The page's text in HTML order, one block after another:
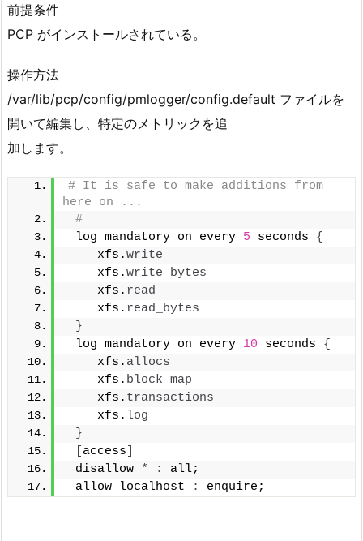
前提条件
PCP がインストールされている。
操作方法
/var/lib/pcp/config/pmlogger/config.default ファイルを
開いて編集し、特定のメトリックを追
加します。
# It is safe to make additions from
here on ...
#
log mandatory on every 5 seconds {
    xfs.
write
    xfs.
write_bytes
    xfs.
read
    xfs.
read_bytes
}
log mandatory on every 10 seconds {
    xfs.
allocs
    xfs.
block_map
    xfs.
transactions
    xfs.
log
}
access
disallow
* :
all;
allow localhost
: enquire;